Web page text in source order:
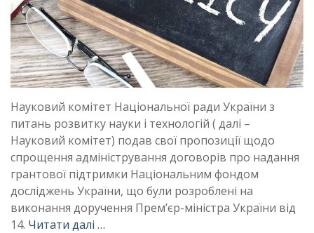
Науковий комітет Національної ради України з
питань розвитку науки і технологій ( далі –
Науковий комітет) подав свої пропозиції щодо
спрощення адміністрування договорів про надання
грантової підтримки Національним фондом
досліджень України, що були розроблені на
виконання доручення Прем’єр-міністра України від
14. Читати далі …